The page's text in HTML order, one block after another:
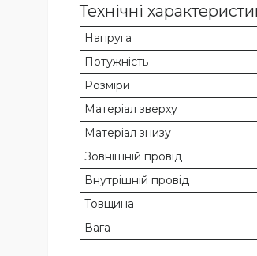
Технічні
Напруга
Потужність
Розміри
Матеріал зверху
Матеріал знизу
Зовнішній провід
Внутрішній провід
Товщина
Вага